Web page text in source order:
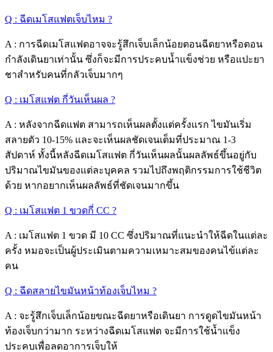
Q : ฉีดเมโสแฟตเจ็บไหม ?
A : การฉีดเมโสแฟตอาจจะรู้สึกเจ็บเล็กน้อยตอนฉีดยาหรือตอน
กำลังเดินยาเท่านั้น ซึ่งก็จะมีการประคบน้ำแข็งช่วย หรือแปะยา
ชาสำหรับคนที่กลัวเจ็บมากๆ
Q : เมโสแฟต กี่วันเห็นผล ?
A : หลังจากฉีดแฟต สามารถเห็นผลตั้งแต่ครั้งแรก ไขมันเริ่ม
สลายตัว 10-15% และจะเห็นผลชัดเจนเต็มที่ประมาณ 1-3
สัปดาห์ ทั้งนี้หลังฉีดเมโสแฟต กี่วันเห็นผลนั้นผลลัพธ์ขึ้นอยู่กับ
ปริมาณไขมันของแต่ละบุคคล รวมไปถึงพฤติกรรมการใช้ชีวิต
ด้วย หากอยากเห็นผลลัพธ์ที่ชัดเจนมากขึ้น
Q : เมโสแฟต 1 ขวดกี่ CC ?
A : เมโสแฟต 1 ขวด มี 10 CC ซึ่งปริมาณที่แนะนำให้ฉีดในแต่ละ
ครั้ง หมอจะเป็นผู้ประเมินตามความเหมาะสมของคนไข้แต่ละ
คน
Q : ฉีดสลายไขมันหน้าท้องเจ็บไหม ?
A : จะรู้สึกเจ็บเล็กน้อยขณะฉีดยาหรือเดินยา การดูดไขมันหน้า
ท้องเจ็บกว่ามาก ระหว่างฉีดเมโสแฟต จะมีการใช้น้ำแข็ง
ประคบเพื่อลดอาการเจ็บให้